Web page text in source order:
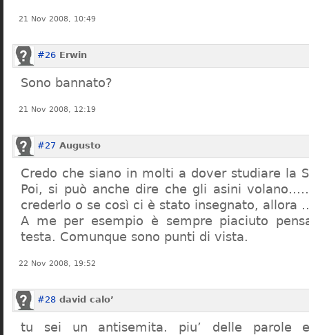
21 Nov 2008, 10:49
#26 Erwin
Sono bannato?
21 Nov 2008, 12:19
#27 Augusto
Credo che siano in molti a dover studiare la
Poi, si può anche dire che gli asini
crederlo o se così ci è stato insegnato,
A me per esempio è sempre piaciuto
testa. Comunque sono punti di vista.
22 Nov 2008, 19:52
#28 david calo’
tu sei un antisemita. piu’ delle parole